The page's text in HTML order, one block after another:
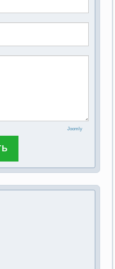
Российской
граждан в
Joomly